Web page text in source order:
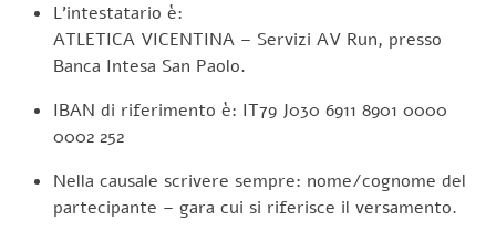
L’intestatario è:
ATLETICA VICENTINA – Servizi AV Run, presso
Banca Intesa San Paolo.
IBAN di riferimento è: IT79 J030 6911 8901 0000
0002 252
Nella causale scrivere sempre: nome/cognome del
partecipante – gara cui si riferisce il versamento.